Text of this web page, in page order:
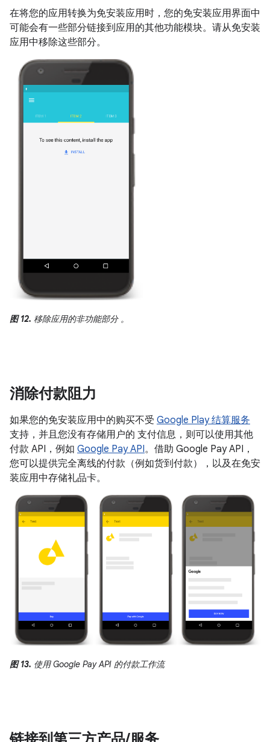
在将您的应用转换为免安装应用时，您的免安装应用界面中
可能会有一些部分链接到应用的其他功能模块。请从免安装
应用中移除这些部分。
图 12. 移除应用的非功能部分 。
消除付款阻力
如果您的免安装应用中的购买不受 Google Play 结算服务
支持，并且您没有存储用户的 支付信息，则可以使用其他
付款 API，例如 Google Pay API。借助 Google Pay API，
您可以提供完全离线的付款（例如货到付款），以及在免安
装应用中存储礼品卡。
图 13. 使用 Google Pay API 的付款工作流